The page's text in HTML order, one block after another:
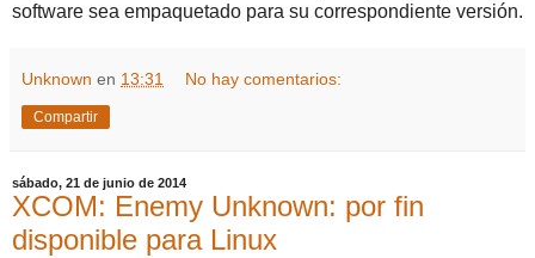
software sea empaquetado para su correspondiente versión.
Unknown en 13:31 No hay comentarios:
Compartir
sábado, 21 de junio de 2014
XCOM: Enemy Unknown: por fin
disponible para Linux